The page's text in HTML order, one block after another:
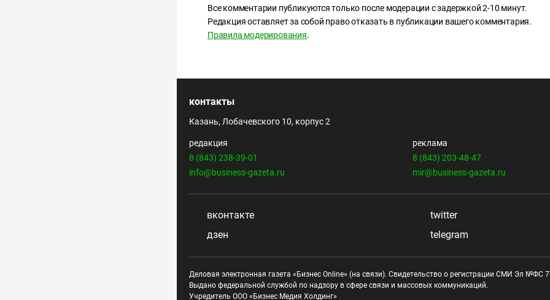
Все комментарии публикуются только после модерации с задержкой 2-10 минут.
Редакция оставляет за собой право отказать в публикации вашего комментария.
Правила модерирования.
контакты
Казань, Лобачевского 10, корпус 2
редакция
8 (843) 238-39-01
info@business-gazeta.ru
реклама
8 (843) 203-48-47
mir@business-gazeta.ru
вконтакте
twitter
дзен
telegram
Деловая электронная газета «Бизнес Online» (на связи). Свидетельство о регистрации СМИ Эл №ФС
Выдано федеральной службой по надзору в сфере связи и массовых коммуникаций.
Учредитель ООО «Бизнес Медия Холдинг»